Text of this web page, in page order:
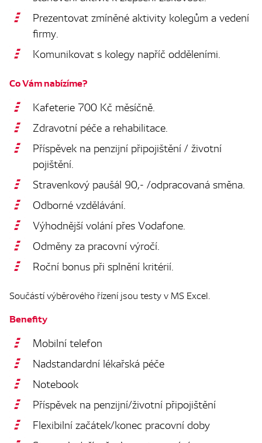
Prezentovat zmíněné aktivity kolegům a vedení
firmy.
Komunikovat s kolegy napříč odděleními.
Co Vám nabízíme?
Kafeterie 700 Kč měsíčně.
Zdravotní péče a rehabilitace.
Příspěvek na penzijní připojištění / životní
pojištění.
Stravenkový paušál 90,- /odpracovaná směna.
Odborné vzdělávání.
Výhodnější volání přes Vodafone.
Odměny za pracovní výročí.
Roční bonus při splnění kritérií.
Součástí výběrového řízení jsou testy v MS Excel.
Benefity
Mobilní telefon
Nadstandardní lékařská péče
Notebook
Příspěvek na penzijní/životní připojištění
Flexibilní začátek/konec pracovní doby